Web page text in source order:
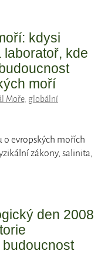
kdysi
laboratoř, kde
moří
Moře, globální
o evropských mořích
zákony, salinita,
den 2008